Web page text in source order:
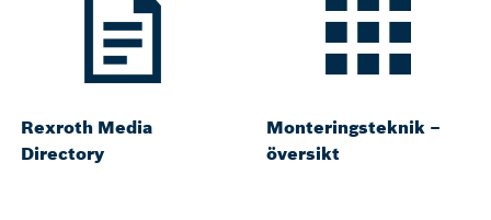
Rexroth Media
Directory
Monteringsteknik –
översikt